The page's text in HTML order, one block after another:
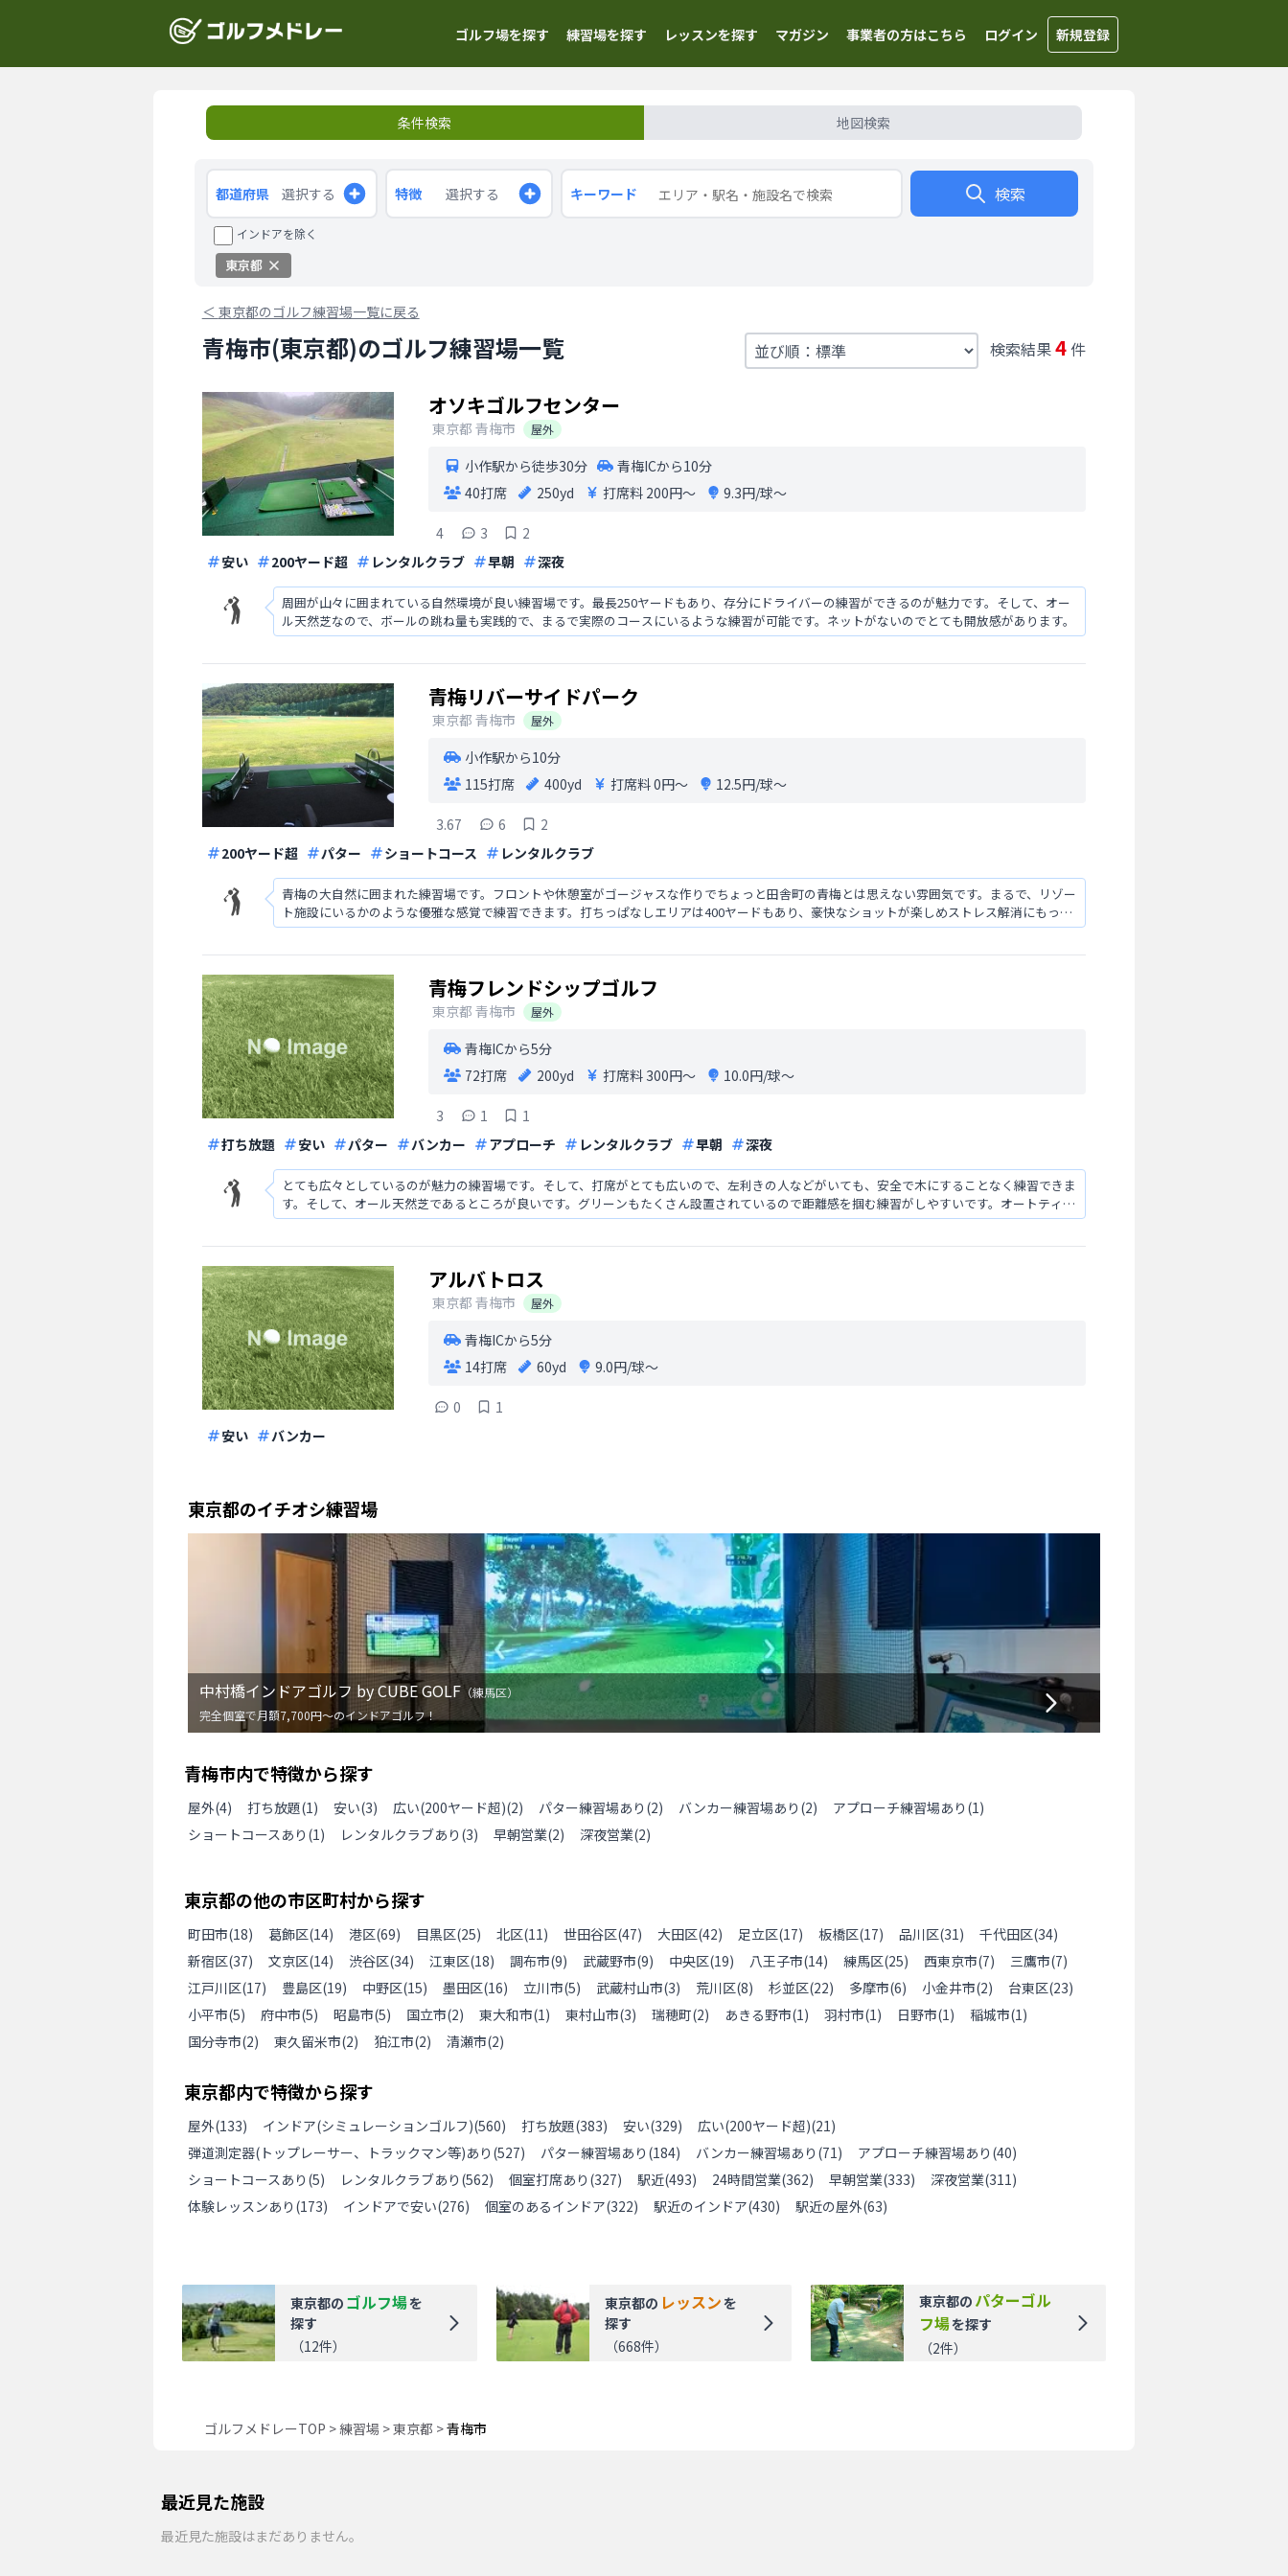
ゴルフ場を探す 練習場を探す レッスンを探す マガジン 事業者の方はこちら ログイン 新規登録
条件検索 地図検索
都道府県 選択する 特徴 選択する キーワード 検索
インドアを除く
東京都
＜ 東京都のゴルフ練習場一覧に戻る
青梅市(東京都)のゴルフ練習場一覧 検索結果4 件
オソキゴルフセンター
東京都 青梅市 屋外
小作駅から徒歩30分
青梅ICから10分
40打席
250yd 打席料 200円〜 9.3円/球〜
4 3
2
安い
200ヤード超 レンタルクラブ 早朝 深夜
周囲が山々に囲まれている自然環境が良い練習場です。最長250ヤードもあり、存分にドライバーの練習ができるのが魅力です。そして、オー
ル天然芝なので、ボールの跳ね量も実践的で、まるで実際のコースにいるような練習が可能です。ネットがないのでとても開放感があります。
青梅リバーサイドパーク
東京都 青梅市 屋外
小作駅から10分
115打席
400yd 打席料0円〜 12.5円/球〜
3.67 6
2
200ヤード超
パター ショートコース レンタルクラブ
青梅の大自然に囲まれた練習場です。フロントや休憩室がゴージャスな作りでちょっと田舎町の青梅とは思えない雰囲気です。まるで、リゾー
ト施設にいるかのような優雅な感覚で練習できます。打ちっぱなしエリアは400ヤードもあり、豪快なショットが楽しめストレス解消にもって
こいです。全部で打席が115席もあるので、
青梅フレンドシップゴルフ
東京都 青梅市 屋外
青梅ICから5分
72打席
200yd 打席料 300円〜 10.0円/球〜
3 1
1
打ち放題
安い パター バンカー アプローチ レンタルクラブ 早朝 深夜
とても広々としているのが魅力の練習場です。そして、打席がとても広いので、左利きの人などがいても、安全で木にすることなく練習できま
す。そして、オール天然芝であるところが良いです。グリーンもたくさん設置されているので距離感を掴む練習がしやすいです。オートティー
アップシステムが導入されているので機能性も高
アルバトロス
東京都 青梅市 屋外
青梅ICから5分
14打席
60yd 9.0円/球〜
0
1
安い
バンカー
東京都のイチオシ練習場
中村橋インドアゴルフ by CUBE GOLF（練馬区）
完全個室で月額7,700円〜のインドアゴルフ！
青梅市内で特徴から探す
屋外(4) 打ち放題(1) 安い(3) 広い(200ヤード超)(2) パター練習場あり (2) バンカー練習場あり (2) アプローチ練習場あり (1)
ショートコースあり (1) レンタルクラブあり (3) 早朝営業(2) 深夜営業(2)
東京都の他の市区町村から探す
町田市(18) 葛飾区(14) 港区(69) 目黒区(25) 北区(11) 世田谷区(47) 大田区(42) 足立区(17) 板橋区(17) 品川区(31) 千代田区(34)
新宿区(37) 文京区(14) 渋谷区(34) 江東区(18) 調布市(9) 武蔵野市(9) 中央区(19) 八王子市(14) 練馬区(25) 西東京市(7) 三鷹市(7)
江戸川区(17) 豊島区(19) 中野区(15) 墨田区(16) 立川市(5) 武蔵村山市(3) 荒川区(8) 杉並区(22) 多摩市(6) 小金井市(2) 台東区(23)
小平市(5) 府中市(5) 昭島市(5) 国立市(2) 東大和市(1) 東村山市(3) 瑞穂町(2) あきる野市(1) 羽村市(1) 日野市(1) 稲城市(1)
国分寺市(2) 東久留米市(2) 狛江市(2) 清瀬市(2)
東京都内で特徴から探す
屋外(133) インドア(シミュレーションゴルフ)(560) 打ち放題(383) 安い(329) 広い(200ヤード超)(21)
弾道測定器(トップレーサー、トラックマン等)あり (527) パター練習場あり (184) バンカー練習場あり (71) アプローチ練習場あり (40)
ショートコースあり (5) レンタルクラブあり (562) 個室打席あり (327) 駅近(493) 24時間営業(362) 早朝営業(333) 深夜営業(311)
体験レッスンあり (173) インドアで安い(276) 個室のあるインドア(322) 駅近のインドア(430) 駅近の屋外(63)
東京都の ゴルフ場を
探す
（12件）
東京都の レッスンを
探す
（668件）
東京都の パターゴル
フ場を探す
（2件）
ゴルフメドレーTOP >練習場 >東京都 >青梅市
最近見た施設
最近見た施設はまだありません。